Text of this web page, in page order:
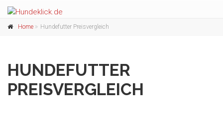
Home Hundefutter Preisvergleich
HUNDEFUTTER
PREISVERGLEICH